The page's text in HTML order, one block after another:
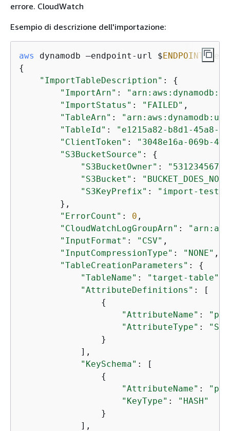
errore. CloudWatch
Esempio di descrizione dell'importazione:
aws dynamodb —endpoint-url $ENDPOINT
{
"ImportTableDescription" : {
"ImportArn" :
"ImportStatus" : "FAILED" ,
"TableArn" :
"TableId" :
"e1215a82-b8d1-45a8-
"ClientToken" :
"3048e16a-069b-
"S3BucketSource" : {
"S3BucketOwner" :
"S3Bucket" :
"S3KeyPrefix" :
"import-test"
        },
"ErrorCount" : 0 ,
"CloudWatchLogGroupArn" :
"InputFormat" : "CSV" ,
"InputCompressionType" : "NONE" ,
"TableCreationParameters" : {
"TableName" : "target-table"
"AttributeDefinitions" : [
{
"AttributeName" : "pk"
"AttributeType" :
"S"
                }
            ],
"KeySchema" : [
{
"AttributeName" : "pk"
"KeyType" :
"HASH"
                }
            ],